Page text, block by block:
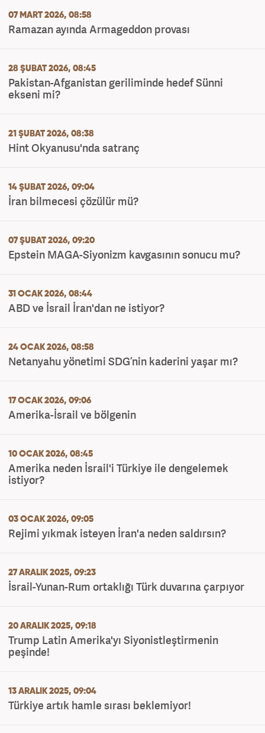
07 MART 2026, 08:58
Ramazan ayında Armageddon provası
28 ŞUBAT 2026, 08:45
Pakistan-Afganistan geriliminde hedef Sünni
ekseni mi?
21 ŞUBAT 2026, 08:38
Hint Okyanusu'nda satranç
14 ŞUBAT 2026, 09:04
İran bilmecesi çözülür mü?
07 ŞUBAT 2026, 09:20
Epstein MAGA-Siyonizm kavgasının sonucu mu?
31 OCAK 2026, 08:44
ABD ve İsrail İran'dan ne istiyor?
24 OCAK 2026, 08:58
Netanyahu yönetimi SDG’nin kaderini yaşar mı?
17 OCAK 2026, 09:06
Amerika-İsrail ve bölgenin
10 OCAK 2026, 08:45
Amerika neden İsrail'i Türkiye ile dengelemek
istiyor?
03 OCAK 2026, 09:05
Rejimi yıkmak isteyen İran'a neden saldırsın?
27 ARALIK 2025, 09:23
İsrail-Yunan-Rum ortaklığı Türk duvarına çarpıyor
20 ARALIK 2025, 09:18
Trump Latin Amerika'yı Siyonistleştirmenin
peşinde!
13 ARALIK 2025, 09:04
Türkiye artık hamle sırası beklemiyor!